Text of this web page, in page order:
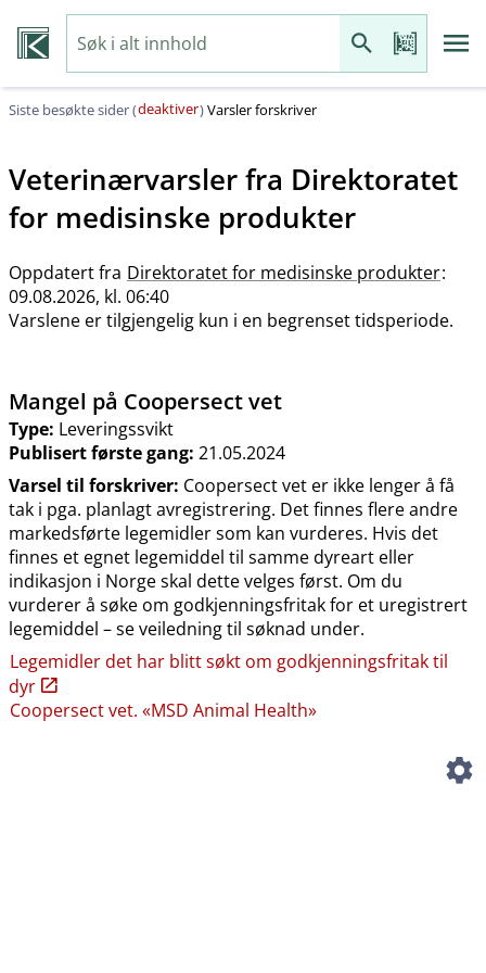
Siste besøkte sider (deaktiver)Varsler forskriver
Veterinærvarsler fra Direktoratet
for medisinske produkter
Oppdatert fra Direktoratet for medisinske produkter:
09.08.2026, kl. 06:40
Varslene er tilgjengelig kun i en begrenset tidsperiode.
Mangel på Coopersect vet
Type: Leveringssvikt
Publisert første gang: 21.05.2024
Varsel til forskriver: Coopersect vet er ikke lenger å få
tak i pga. planlagt avregistrering. Det finnes flere andre
markedsførte legemidler som kan vurderes. Hvis det
finnes et egnet legemiddel til samme dyreart eller
indikasjon i Norge skal dette velges først. Om du
vurderer å søke om godkjenningsfritak for et uregistrert
legemiddel – se veiledning til søknad under.
Legemidler det har blitt søkt om godkjenningsfritak til
dyr
Coopersect vet. «MSD Animal Health»